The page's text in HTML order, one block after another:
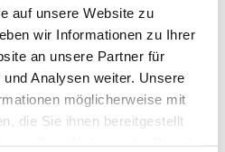
auf unsere Website zu
wir Informationen zu Ihrer
an unsere Partner für
Analysen weiter. Unsere
möglicherweise mit
die Sie ihnen bereitgestellt
Museumsgütesiegels
in
Recherchemöglichkeiten
Statistische Gesamterhebung 2010